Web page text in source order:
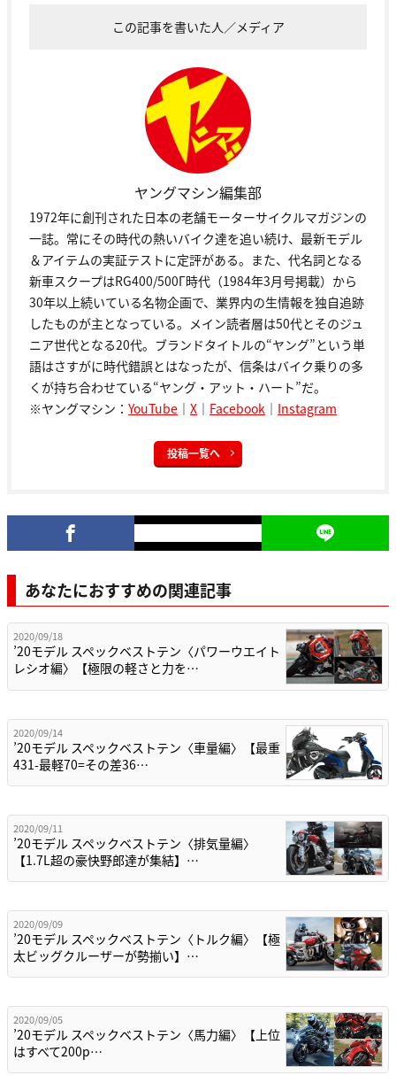
この記事を書いた人／メディア
ヤングマシン編集部
1972年に創刊された日本の老舗モーターサイクルマガジンの
一誌。常にその時代の熱いバイク達を追い続け、最新モデル
＆アイテムの実証テストに定評がある。また、代名詞となる
新車スクープはRG400/500Γ時代（1984年3月号掲載）から
30年以上続いている名物企画で、業界内の生情報を独自追跡
したものが主となっている。メイン読者層は50代とそのジュ
ニア世代となる20代。ブランドタイトルの“ヤング”という単
語はさすがに時代錯誤とはなったが、信条はバイク乗りの多
くが持ち合わせている“ヤング・アット・ハート”だ。
※ヤングマシン： YouTube ｜ X ｜ Facebook ｜ Instagram
投稿一覧へ
あなたにおすすめの関連記事
2020/09/18
’20モデル スペックベストテン〈パワーウエイト
レシオ編〉【極限の軽さと力を…
2020/09/14
’20モデル スペックベストテン〈車量編〉【最重
431-最軽70=その差36…
2020/09/11
’20モデル スペックベストテン〈排気量編〉
【1.7L超の豪快野郎達が集結】…
2020/09/09
’20モデル スペックベストテン〈トルク編〉【極
太ビッグクルーザーが勢揃い】…
2020/09/05
’20モデル スペックベストテン〈馬力編〉【上位
はすべて200p…